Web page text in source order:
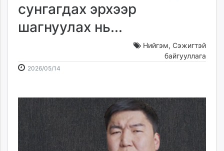
Gogo.mn
caak.mn
news.mn
tovch.mn
Livetv.mn
24tsag.mn
shuud.mn
сунгагдах эрхээр
шагнуулах нь...
Нийгэм, Сэжигтэй
байгууллага
2026/05/14
10:11:20
11:36:30